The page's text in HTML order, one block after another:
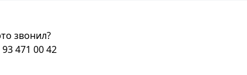
звонил?
471 00 42